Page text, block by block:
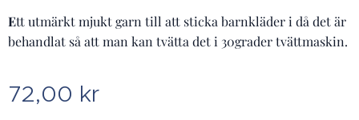
Ett utmärkt mjukt garn till att sticka barnkläder i då det är
behandlat så att man kan tvätta det i 30grader tvättmaskin.
72,00 kr